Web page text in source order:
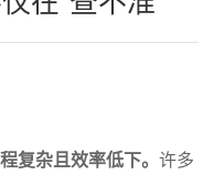
复杂且效率低下。 许多